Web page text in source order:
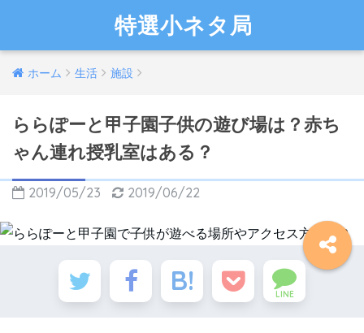
特選小ネタ局
ホーム 生活 施設
ららぽーと甲子園子供の遊び場は？赤ち
ゃん連れ授乳室はある？
2019/05/23 2019/06/22
LINE